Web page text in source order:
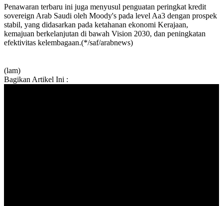
Penawaran terbaru ini juga menyusul penguatan peringkat kredit
sovereign Arab Saudi oleh Moody's pada level Aa3 dengan prospek
stabil, yang didasarkan pada ketahanan ekonomi Kerajaan,
kemajuan berkelanjutan di bawah Vision 2030, dan peningkatan
efektivitas kelembagaan.(*/saf/arabnews)
(lam)
Bagikan Artikel Ini :